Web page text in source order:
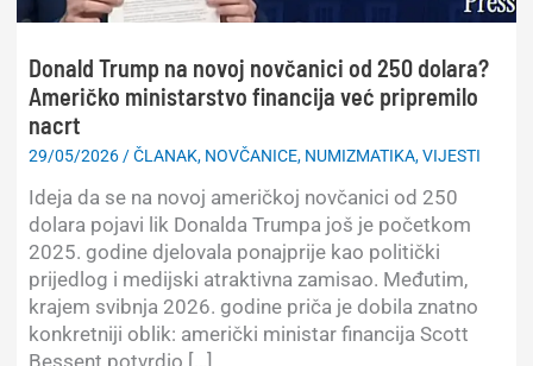
Donald Trump na novoj novčanici od 250 dolara?
Američko ministarstvo financija već pripremilo
nacrt
29/05/2026 /ČLANAK, NOVČANICE, NUMIZMATIKA,VIJESTI
Ideja da se na novoj američkoj novčanici od 250
dolara pojavi lik Donalda Trumpa još je početkom
2025. godine djelovala ponajprije kao politički
prijedlog i medijski atraktivna zamisao. Međutim,
krajem svibnja 2026. godine priča je dobila znatno
konkretniji oblik: američki ministar financija Scott
Bessent potvrdio […]